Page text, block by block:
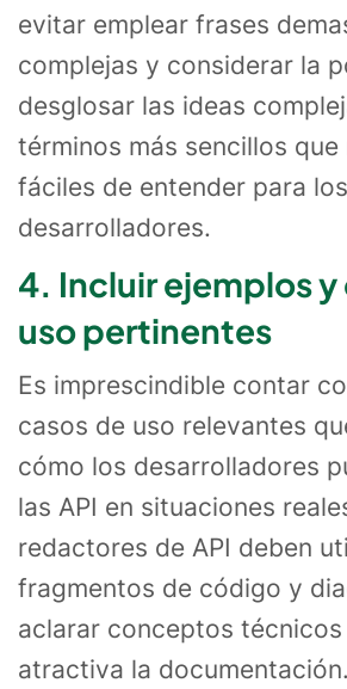
evitar emplear frases
complejas y considerar la
desglosar las ideas
términos más sencillos que
fáciles de entender para los
desarrolladores.
4. Incluir ejemplos y
uso pertinentes
Es imprescindible contar
casos de uso relevantes
cómo los desarrolladores
las API en situaciones
redactores de API deben
fragmentos de código y
aclarar conceptos técnicos
atractiva la documentación.